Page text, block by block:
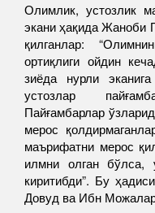
Олимлик, устозлик
экани ҳақида Жаноби
қилганлар:
ортиқлиги ойдин
зиёда нурли
устозлар
Пайғамбарлар
мерос
маърифатни мерос
илмни олган бўлса,
киритибди”. Бу
Довуд ва Ибн